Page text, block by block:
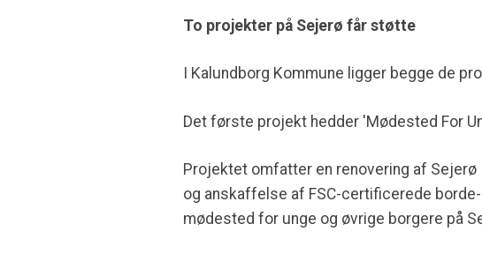
To projekter på Sejerø får støtte
I Kalundborg Kommune ligger begge de
Det første projekt hedder 'Mødested For
Projektet omfatter en renovering af
og anskaffelse af FSC-certificerede
mødested for unge og øvrige borgere på